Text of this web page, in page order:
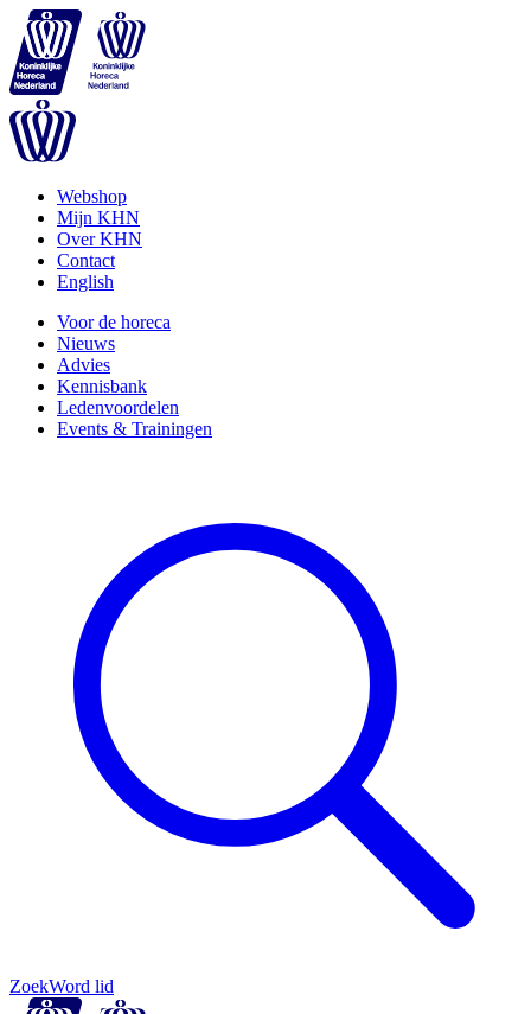
Webshop
Mijn KHN
Over KHN
Contact
English
Voor de horeca
Nieuws
Advies
Kennisbank
Ledenvoordelen
Events & Trainingen
ZoekWord lid